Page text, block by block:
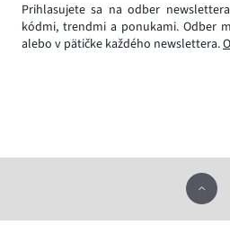
Prihlasujete sa na odber
kódmi, trendmi a ponukami. Odber
alebo v pätičke každého newslettera.